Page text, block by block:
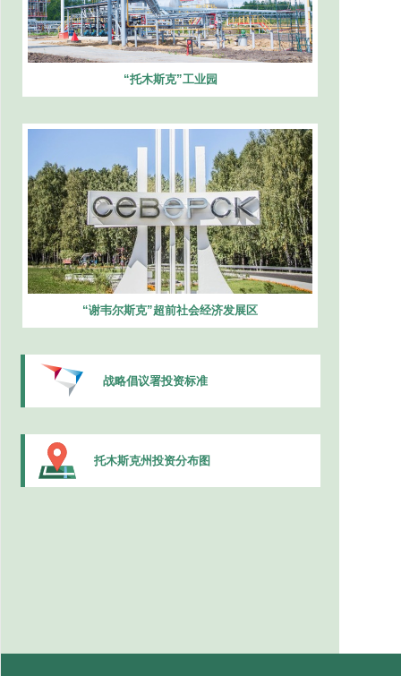
“托木斯克”工业园
“谢韦尔斯克”超前社会经济发展区
战略倡议署投资标准
托木斯克州投资分布图